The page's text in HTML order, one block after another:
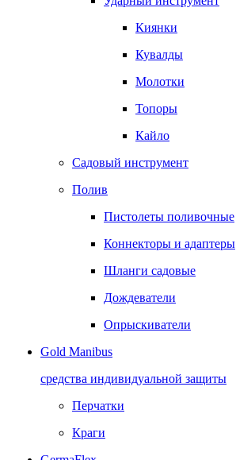
Киянки
Кувалды
Молотки
Топоры
Кайло
Садовый инструмент
Полив
Пистолеты поливочные
Коннекторы и адаптеры
Шланги садовые
Дождеватели
Опрыскиватели
Gold Manibus
средства индивидуальной защиты
Перчатки
Краги